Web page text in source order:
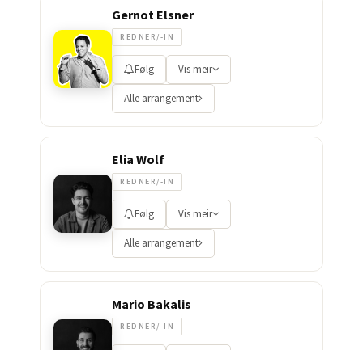
Gernot Elsner
REDNER/-IN
Følg Vis meir
Alle arrangement
Elia Wolf
REDNER/-IN
Følg Vis meir
Alle arrangement
Mario Bakalis
REDNER/-IN